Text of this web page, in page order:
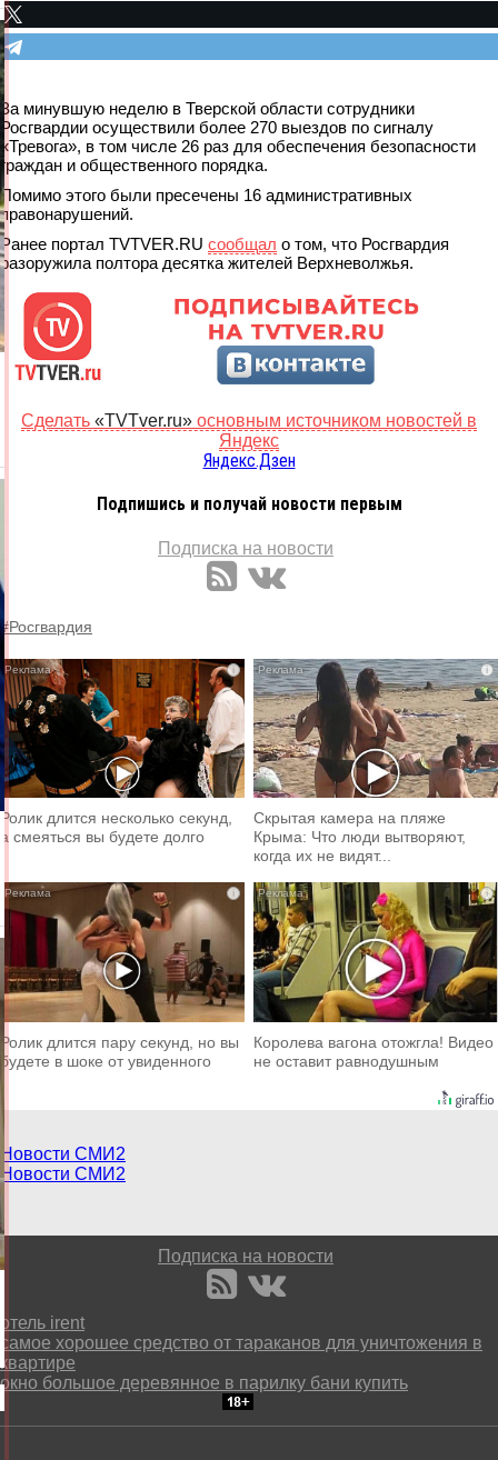
За минувшую неделю в Тверской области сотрудники
Росгвардии осуществили более 270 выездов по сигналу
«Тревога», в том числе 26 раз для обеспечения безопасности
граждан и общественного порядка.
Помимо этого были пресечены 16 административных
правонарушений.
Ранее портал TVTVER.RU сообщал о том, что Росгвардия
разоружила полтора десятка жителей Верхневолжья.
Сделать «TVTver.ru» основным источником новостей в
Яндекс
Яндекс.Дзен
Подпишись и получай новости первым
Подписка на новости
#Росгвардия
i
Ролик длится несколько секунд,
а смеяться вы будете долго
i
Скрытая камера на пляже
Крыма: Что люди вытворяют,
когда их не видят...
i
Ролик длится пару секунд, но вы
будете в шоке от увиденного
i
Королева вагона отожгла! Видео
не оставит равнодушным
Новости СМИ2
Новости СМИ2
Подписка на новости
отель irent
самое хорошее средство от тараканов для уничтожения в
квартире
окно большое деревянное в парилку бани купить